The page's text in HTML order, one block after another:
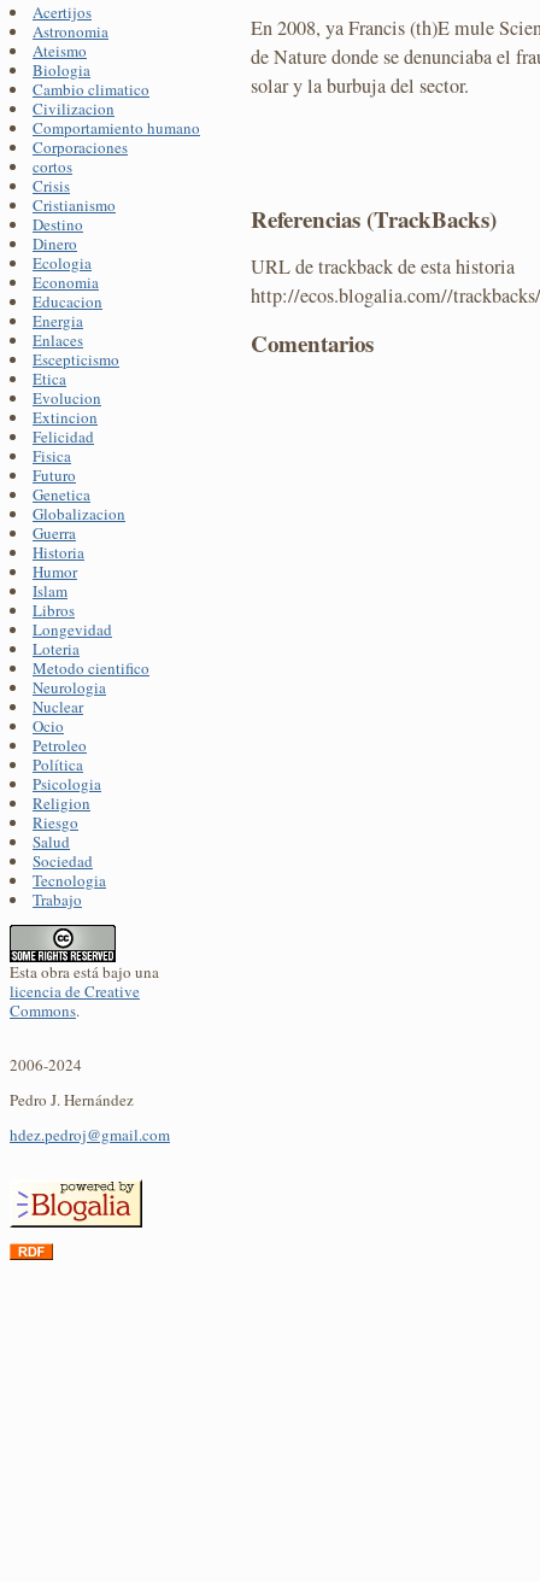
Acertijos
Astronomia
Ateismo
Biologia
Cambio climatico
Civilizacion
Comportamiento humano
Corporaciones
cortos
Crisis
Cristianismo
Destino
Dinero
Ecologia
Economia
Educacion
Energia
Enlaces
Escepticismo
Etica
Evolucion
Extincion
Felicidad
Fisica
Futuro
Genetica
Globalizacion
Guerra
Historia
Humor
Islam
Libros
Longevidad
Loteria
Metodo cientifico
Neurologia
Nuclear
Ocio
Petroleo
Política
Psicologia
Religion
Riesgo
Salud
Sociedad
Tecnologia
Trabajo
Esta obra está bajo una
licencia de Creative
Commons.
2006-2024
Pedro J. Hernández
hdez.pedroj@gmail.com
En 2008, ya Francis (th)E mule
de Nature donde se denunciaba el
solar y la burbuja del sector.
Referencias (TrackBacks)
URL de trackback de esta historia
http://ecos.blogalia.com//
Comentarios